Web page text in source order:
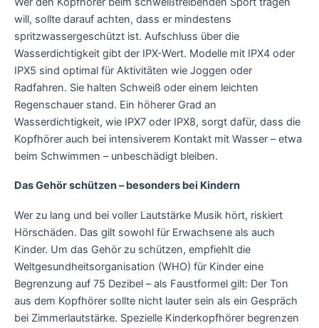
will, sollte darauf achten, dass er mindestens
spritzwassergeschützt ist. Aufschluss über die
Wasserdichtigkeit gibt der IPX-Wert. Modelle mit IPX4 oder
IPX5 sind optimal für Aktivitäten wie Joggen oder
Radfahren. Sie halten Schweiß oder einem leichten
Regenschauer stand. Ein höherer Grad an
Wasserdichtigkeit, wie IPX7 oder IPX8, sorgt dafür, dass die
Kopfhörer auch bei intensiverem Kontakt mit Wasser – etwa
beim Schwimmen – unbeschädigt bleiben.
Das Gehör schützen – besonders bei Kindern
Wer zu lang und bei voller Lautstärke Musik hört, riskiert
Hörschäden. Das gilt sowohl für Erwachsene als auch
Kinder. Um das Gehör zu schützen, empfiehlt die
Weltgesundheitsorganisation (WHO) für Kinder eine
Begrenzung auf 75 Dezibel – als Faustformel gilt: Der Ton
aus dem Kopfhörer sollte nicht lauter sein als ein Gespräch
bei Zimmerlautstärke. Spezielle Kinderkopfhörer begrenzen